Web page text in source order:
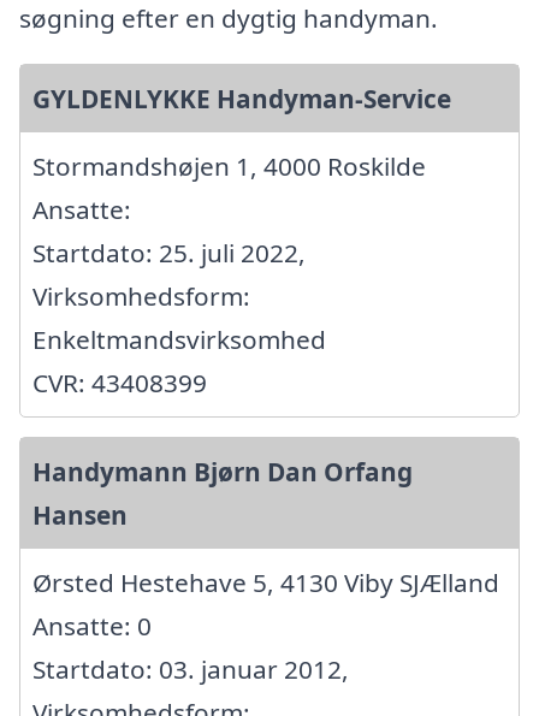
søgning efter en dygtig handyman.
GYLDENLYKKE Handyman-Service
Stormandshøjen 1, 4000 Roskilde
Ansatte:
Startdato: 25. juli 2022,
Virksomhedsform:
Enkeltmandsvirksomhed
CVR: 43408399
Handymann Bjørn Dan Orfang
Hansen
Ørsted Hestehave 5, 4130 Viby SJÆlland
Ansatte: 0
Startdato: 03. januar 2012,